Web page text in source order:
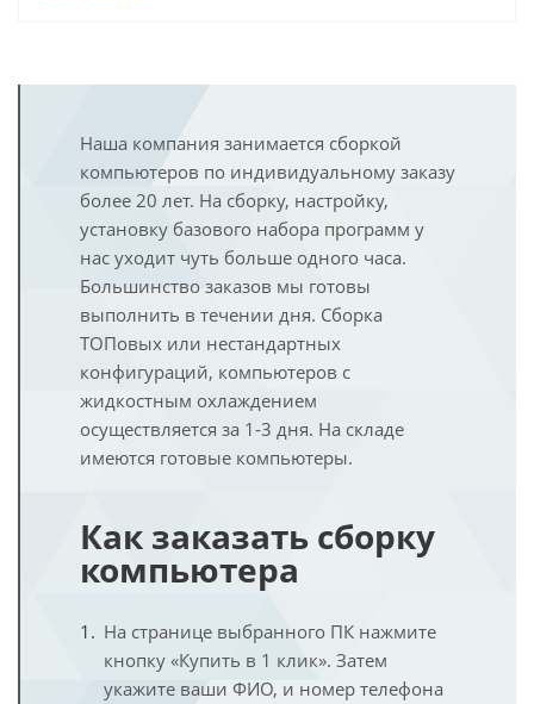
Наша компания занимается сборкой
компьютеров по индивидуальному заказу
более 20 лет. На сборку, настройку,
установку базового набора программ у
нас уходит чуть больше одного часа.
Большинство заказов мы готовы
выполнить в течении дня. Сборка
ТОПовых или нестандартных
конфигураций, компьютеров с
жидкостным охлаждением
осуществляется за 1-3 дня. На складе
имеются готовые компьютеры.
Как заказать сборку
компьютера
На странице выбранного ПК нажмите
кнопку «Купить в 1 клик». Затем
укажите ваши ФИО, и номер телефона